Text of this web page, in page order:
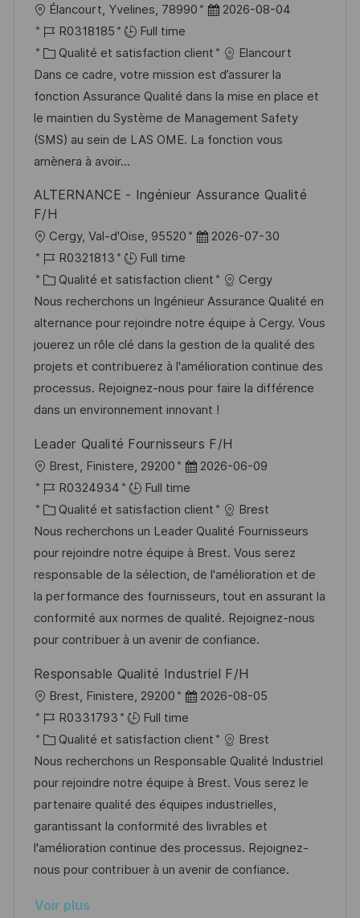
s
o
c
a
l
i
s
a
i
Élancourt, Yvelines, 78990
D
t
e
d
’
a
i
h
2026-08-04
R
é
f
é
r
e
n
e
p
R0318185
Full time
C
a
t
é
g
o
i
Qualité et satisfaction client
Elancourt
Dans ce cadre, votre mission est d’assurer la
fonction Assurance Qualité dans la mise en place et
le maintien du Système de Management Safety
(SMS) au sein de LAS OME. La fonction vous
amènera à avoir...
ALTERNANCE - Ingénieur Assurance Qualité
F/H
o
c
a
l
i
s
a
t
o
n
Cergy, Val-d'Oise, 95520
D
t
e
d
’
a
f
f
c
h
g
e
2026-07-30
R
é
f
é
r
e
n
c
d
u
p
o
s
t
e
R0321813
Full time
C
a
t
é
g
o
r
e
Qualité et satisfaction client
Cergy
Nous recherchons un Ingénieur Assurance Qualité en
alternance pour rejoindre notre équipe à Cergy. Vous
jouerez un rôle clé dans la gestion de la qualité des
projets et contribuerez à l'amélioration continue des
processus. Rejoignez-nous pour faire la différence
dans un environnement innovant !
Leader Qualité Fournisseurs F/H
o
c
a
l
i
s
a
t
o
n
Brest, Finistere, 29200
D
a
t
e
d
’
a
f
f
c
h
a
g
e
2026-06-09
R
é
f
é
r
e
n
c
d
u
p
o
s
t
e
R0324934
Full time
C
a
t
é
g
o
r
e
Qualité et satisfaction client
Brest
Nous recherchons un Leader Qualité Fournisseurs
pour rejoindre notre équipe à Brest. Vous serez
responsable de la sélection, de l'amélioration et de
la performance des fournisseurs, tout en assurant la
conformité aux normes de qualité. Rejoignez-nous
pour contribuer à un avenir de confiance.
Responsable Qualité Industriel F/H
o
c
a
l
i
s
a
t
o
Brest, Finistere, 29200
D
a
t
e
d
’
a
f
f
2026-08-05
R
é
f
é
r
e
n
c
d
R0331793
Full time
C
a
t
é
g
o
r
e
Qualité et satisfaction client
Brest
Nous recherchons un Responsable Qualité Industriel
pour rejoindre notre équipe à Brest. Vous serez le
partenaire qualité des équipes industrielles,
garantissant la conformité des livrables et
l'amélioration continue des processus. Rejoignez-
nous pour contribuer à un avenir de confiance.
Voir plus